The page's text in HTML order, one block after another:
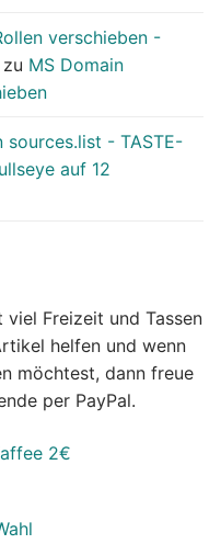
verschieben -
zu MS Domain
sources.list - TASTE-
auf 12
Freizeit und Tassen
helfen und wenn
möchtest, dann freue
per PayPal.
2€